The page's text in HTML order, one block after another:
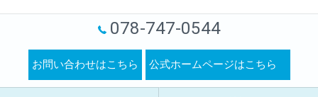
078-747-0544
お問い合わせはこちら 公式ホームページはこちら